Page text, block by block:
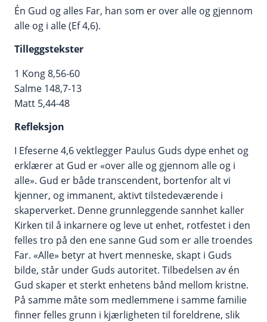
Én Gud og alles Far, han som er over alle og gjennom
alle og i alle (Ef 4,6).
Tilleggstekster
1 Kong 8,56-60
Salme 148,7-13
Matt 5,44-48
Refleksjon
I Efeserne 4,6 vektlegger Paulus Guds dype enhet og
erklærer at Gud er «over alle og gjennom alle og i
alle». Gud er både transcendent, bortenfor alt vi
kjenner, og immanent, aktivt tilstedeværende i
skaperverket. Denne grunnleggende sannhet kaller
Kirken til å inkarnere og leve ut enhet, rotfestet i den
felles tro på den ene sanne Gud som er alle troendes
Far. «Alle» betyr at hvert menneske, skapt i Guds
bilde, står under Guds autoritet. Tilbedelsen av én
Gud skaper et sterkt enhetens bånd mellom kristne.
På samme måte som medlemmene i samme familie
finner felles grunn i kjærligheten til foreldrene, slik